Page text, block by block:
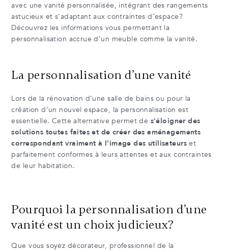
avec une vanité personnalisée, intégrant des rangements
astucieux et s’adaptant aux contraintes d’espace?
Découvrez les informations vous permettant la
personnalisation accrue d’un meuble comme la vanité.
La personnalisation d’une vanité
Lors de la rénovation d’une salle de bains ou pour la
création d’un nouvel espace, la personnalisation est
essentielle. Cette alternative permet de s'éloigner des
solutions toutes faites et de créer des aménagements
correspondant vraiment à l’image des utilisateurs et
parfaitement conformes à leurs attentes et aux contraintes
de leur habitation.
Pourquoi la personnalisation d’une
vanité est un choix judicieux?
Que vous soyez décorateur, professionnel de la